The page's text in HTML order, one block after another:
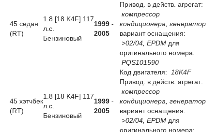
45 седан
(RT)
1.8 [18 K4F] 117
л.с.
Бензиновый
1999 -
2005
Привод. в действ. агрегат:
компрессор
кондиционера, генератор
вариант оснащения:
>02/04, EPDM для
оригинального номера:
PQS101590
45 хэтчбек
(RT)
1.8 [18 K4F] 117
л.с.
Бензиновый
1999 -
2005
Код двигателя:
18K4F
Привод. в действ. агрегат:
компрессор
кондиционера, генератор
вариант оснащения:
>02/04, EPDM для
оригинального номера: